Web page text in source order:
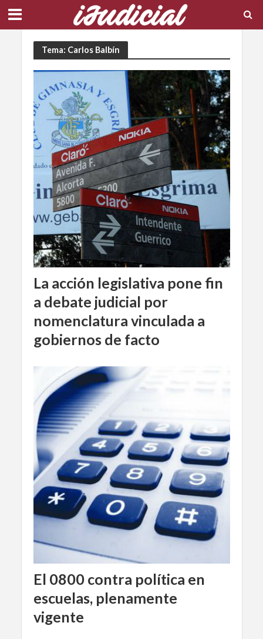
Tema: Carlos Balbín
La acción legislativa pone fin
a debate judicial por
nomenclatura vinculada a
gobiernos de facto
El 0800 contra política en
escuelas, plenamente
vigente